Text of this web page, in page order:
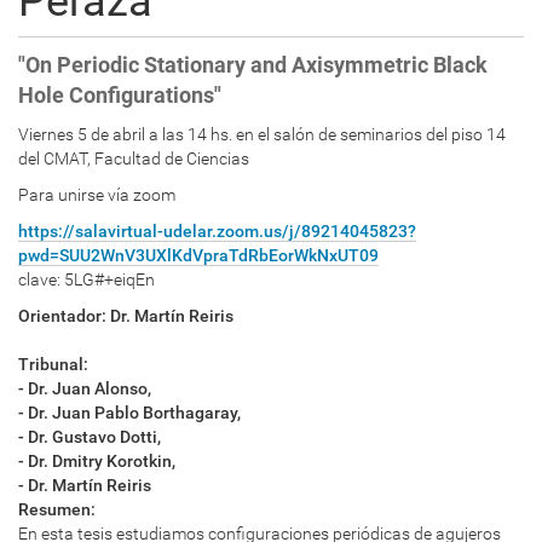
"On Periodic Stationary and Axisymmetric Black
Hole Configurations"
Viernes 5 de abril a las 14 hs. en el salón de seminarios del piso 14
del CMAT, Facultad de Ciencias
Para unirse vía zoom
https://salavirtual-udelar.zoom.us/j/89214045823?
pwd=SUU2WnV3UXlKdVpraTdRbEorWkNxUT09
clave: 5LG#+eiqEn
Orientador: Dr. Martín Reiris
Tribunal:
- Dr. Juan Alonso,
- Dr. Juan Pablo Borthagaray,
- Dr. Gustavo Dotti,
- Dr. Dmitry Korotkin,
- Dr. Martín Reiris
Resumen:
En esta tesis estudiamos configuraciones periódicas de agujeros